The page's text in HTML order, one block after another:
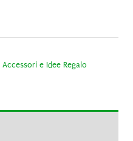
Accessori e Idee Regalo